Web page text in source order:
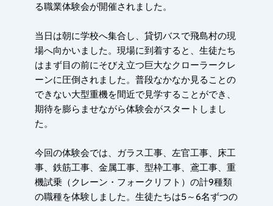
る職業体験会が開催されました。
当日は朝に学校へ集合し、貸切バスで飛島村の現
場へ向かいました。現場に到着すると、生徒たち
はまず目の前にそびえ立つ巨大なクローラークレ
ーンに圧倒されました。普段なかなか見ることの
できない大型重機を間近で見学することができ、
期待を膨らませながら体験会がスタートしまし
た。
今回の体験会では、ガラス工事、左官工事、床工
事、鉄筋工事、金属工事、型枠工事、鳶工事、重
機試乗（クレーン・フォークリフト）の計9種類
の職種を体験しました。生徒たちは5～6名ずつの